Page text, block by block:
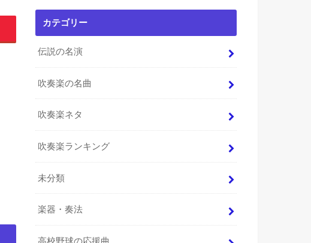
カテゴリー
伝説の名演
吹奏楽の名曲
吹奏楽ネタ
吹奏楽ランキング
未分類
楽器・奏法